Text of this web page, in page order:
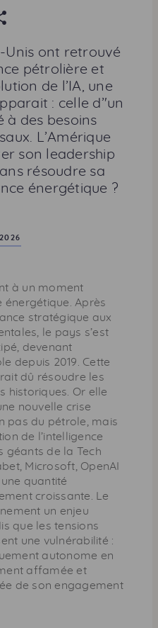
r
t
a
g
e
r
c
e
t
p
e
Unis ont retrouvé
pétrolière et
de l’IA, une
: celle d’'un
à des besoins
L’Amérique
son leadership
résoudre sa
énergétique ?
à un moment
énergétique. Après
stratégique aux
le pays s’est
devenant
depuis 2019. Cette
dû résoudre les
historiques. Or elle
nouvelle crise
pas du pétrole, mais
de l’intelligence
géants de la Tech
Microsoft, OpenAI
quantité
croissante. Le
un enjeu
que les tensions
une vulnérabilité :
autonome en
affamée et
de son engagement